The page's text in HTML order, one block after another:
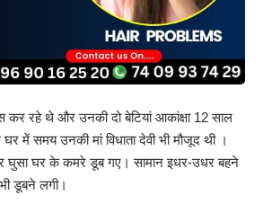
रहे थे और उनकी दो बेटियां आकांक्षा 12 साल
में समय उनकी मां विधाता देवी भी मौजूद थी ।
घुसा घर के कमरे डूब गए। सामान इधर-उधर बहने
डूबने लगी।